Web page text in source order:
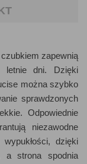
zapewnią
letnie dni. Dzięki
można szybko
sprawdzonych
Odpowiednie
niezawodne
dzięki
a strona spodnia